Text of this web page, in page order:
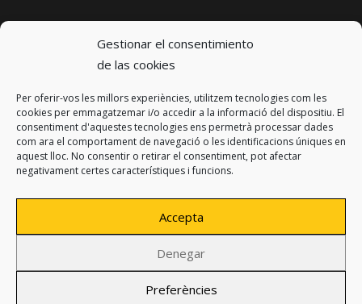
Gestionar el consentimiento
de las cookies
Per oferir-vos les millors experiències, utilitzem tecnologies com les
cookies per emmagatzemar i/o accedir a la informació del dispositiu. El
consentiment d'aquestes tecnologies ens permetrà processar dades
com ara el comportament de navegació o les identificacions úniques en
aquest lloc. No consentir o retirar el consentiment, pot afectar
negativament certes característiques i funcions.
Accepta
Denegar
Preferències
© 2023 km0 Energy
Carrer Baldrich 222-226
08223 Terrassa, Barcelona
info@km0.energy
Política de privacidad
Avíso legal
Política de cookies